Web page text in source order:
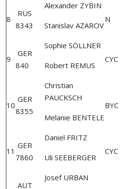
8
RUS
8343
Alexander ZYBIN
N
Stanislav AZAROV
9
GER
840
Sophie SÖLLNER
CYC
Robert REMUS
10
GER
8355
Christian
PAUCKSCH
BYC
Melanie BENTELE
11
GER
7860
Daniel FRITZ
CYC
Uli SEEBERGER
AUT
Josef URBAN